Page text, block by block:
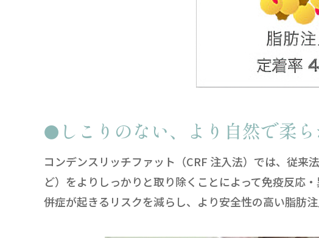
しこりのない、より自然で柔
コンデンスリッチファット（CRF 注入法）では、従
ど）をよりしっかりと取り除くことによって免疫反応
併症が起きるリスクを減らし、より安全性の高い脂肪